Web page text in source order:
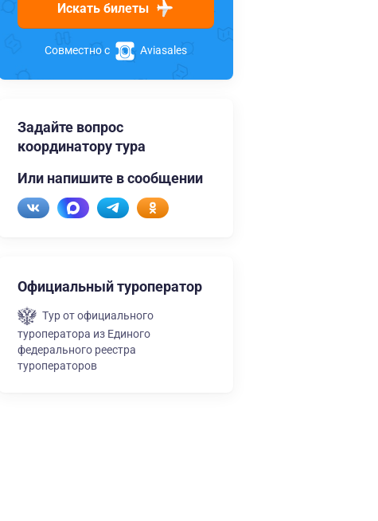
Искать билеты
Совместно с Aviasales
Задайте вопрос
координатору тура
Или напишите в сообщении
Официальный туроператор
Тур от официального
туроператора из Единого
федерального реестра
туроператоров